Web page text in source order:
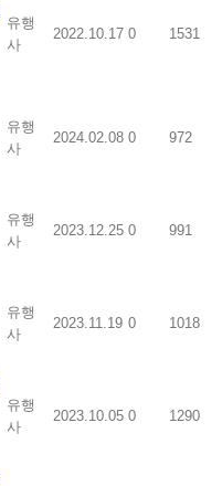
유행
사
2022.10.17 0 1531
유행
사
2024.02.08 0 972
유행
사
2023.12.25 0 991
유행
사
2023.11.19 0 1018
유행
사
2023.10.05 0 1290